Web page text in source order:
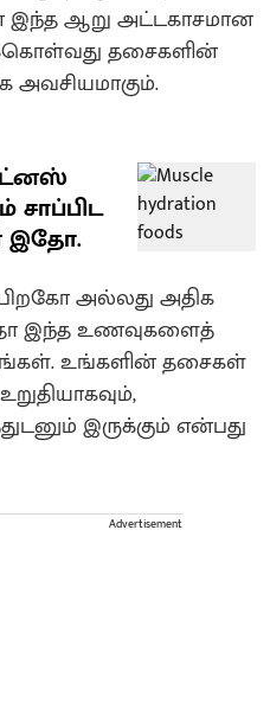
ஆறு அட்டகாசமான
தசைகளின்
அவசியமாகும்.
சாப்பிட
இதோ.
அல்லது அதிக
இந்த உணவுகளைத்
உங்களின் தசைகள்
இருக்கும் என்பது
Advertisement